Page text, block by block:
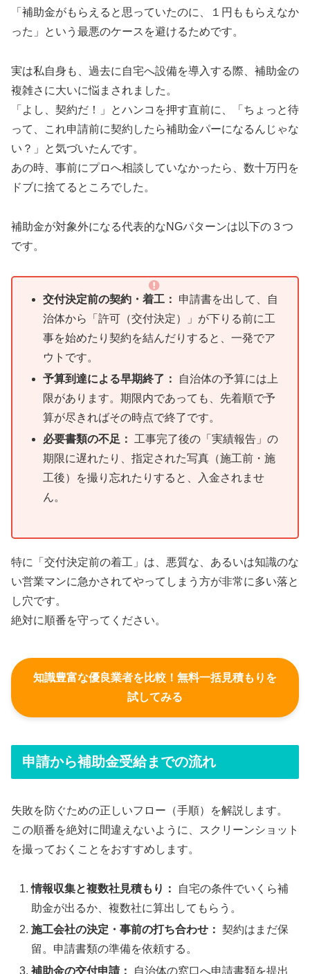
「補助金がもらえると思っていたのに、１円ももらえなか
った」という最悪のケースを避けるためです。
実は私自身も、過去に自宅へ設備を導入する際、補助金の
複雑さに大いに悩まされました。
「よし、契約だ！」とハンコを押す直前に、「ちょっと待
って、これ申請前に契約したら補助金パーになるんじゃな
い？」と気づいたんです。
あの時、事前にプロへ相談していなかったら、数十万円を
ドブに捨てるところでした。
補助金が対象外になる代表的なNGパターンは以下の３つ
です。
交付決定前の契約・着工：
申請書を出して、自
治体から「許可（交付決定）」が下りる前に工
事を始めたり契約を結んだりすると、一発でア
ウトです。
予算到達による早期終了：
自治体の予算には上
限があります。期限内であっても、先着順で予
算が尽きればその時点で終了です。
必要書類の不足：
工事完了後の「実績報告」の
期限に遅れたり、指定された写真（施工前・施
工後）を撮り忘れたりすると、入金されませ
ん。
特に「交付決定前の着工」は、悪質な、あるいは知識のな
い営業マンに急かされてやってしまう方が非常に多い落と
し穴です。
絶対に順番を守ってください。
知識豊富な優良業者を比較！無料一括見積もりを
試してみる
申請から補助金受給までの流れ
失敗を防ぐための正しいフロー（手順）を解説します。
この順番を絶対に間違えないように、スクリーンショット
を撮っておくことをおすすめします。
情報収集と複数社見積もり：
自宅の条件でいくら補
助金が出るか、複数社に算出してもらう。
施工会社の決定・事前の打ち合わせ： 契約はまだ保
留。申請書類の準備を依頼する。
補助金の交付申請：
自治体の窓口へ申請書類を提出